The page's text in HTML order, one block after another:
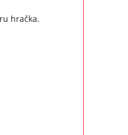
hračka.